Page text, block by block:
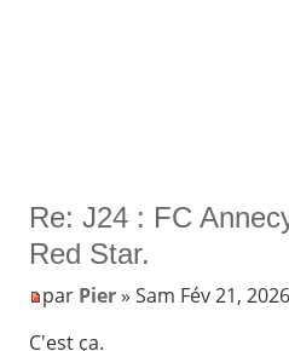
Re: J24 : FC
Red Star.
par Pier» Sam Fév 21,
C'est ça.